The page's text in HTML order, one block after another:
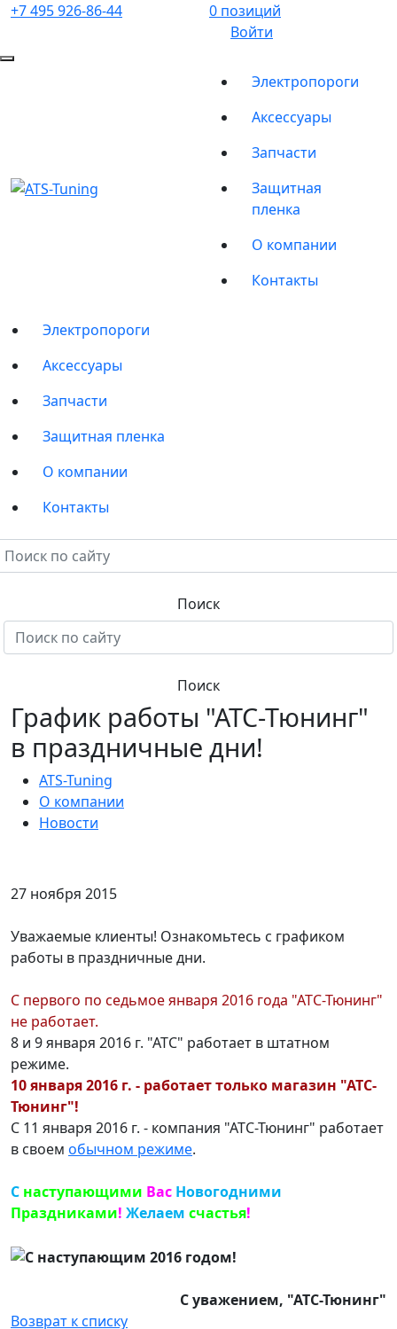
+7 495 926-86-44
0 позиций
Войти
Электропороги
Аксессуары
Запчасти
Защитная
пленка
О компании
Контакты
Электропороги
Аксессуары
Запчасти
Защитная пленка
О компании
Контакты
График работы "АТС-Тюнинг"
в праздничные дни!
ATS-Tuning
О компании
Новости
27 ноября 2015
Уважаемые клиенты! Ознакомьтесь с графиком
работы в праздничные дни.
С первого по седьмое января 2016 года "АТС-Тюнинг"
не работает.
8 и 9 января 2016 г. "АТС" работает в штатном
режиме.
10 января 2016 г. - работает только магазин "АТС-
Тюнинг"!
С 11 января 2016 г. - компания "АТС-Тюнинг" работает
в своем обычном режиме.
С наступающими Вас Новогодними
Праздниками! Желаем счастья!
С уважением, "АТС-Тюнинг"
Возврат к списку